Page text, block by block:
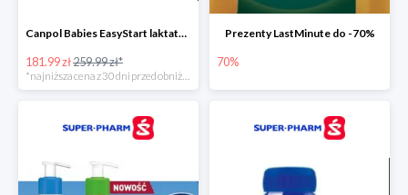
Canpol Babies EasyStart laktator elektryczny
181.99 zł259.99 zł*
*najniższa cena z 30 dni przed obniżką
Prezenty LastMinute do -70%
70%